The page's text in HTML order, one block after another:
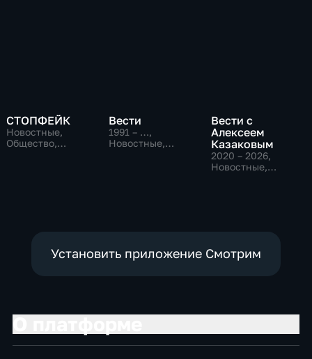
СТОПФЕЙК
Новостные,
Общество,
Вести
1991 – …,
Новостные,
Вести с
Алексеем
Казаковым
2020 – 2026,
Новостные,
Установить приложение Смотрим